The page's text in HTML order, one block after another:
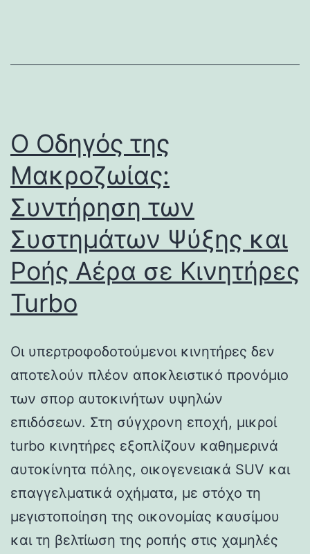
Ο Οδηγός της
Μακροζωίας:
Συντήρηση των
Συστημάτων Ψύξης και
Ροής Αέρα σε Κινητήρες
Turbo
Οι υπερτροφοδοτούμενοι κινητήρες δεν
αποτελούν πλέον αποκλειστικό προνόμιο
των σπορ αυτοκινήτων υψηλών
επιδόσεων. Στη σύγχρονη εποχή, μικροί
turbo κινητήρες εξοπλίζουν καθημερινά
αυτοκίνητα πόλης, οικογενειακά SUV και
επαγγελματικά οχήματα, με στόχο τη
μεγιστοποίηση της οικονομίας καυσίμου
και τη βελτίωση της ροπής στις χαμηλές